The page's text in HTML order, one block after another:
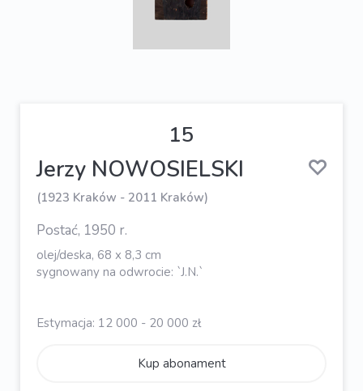
15
Jerzy NOWOSIELSKI
(1923 Kraków - 2011 Kraków)
Postać, 1950 r.
olej/deska, 68 x 8,3 cm
sygnowany na odwrocie: `J.N.`
Estymacja: 12 000 - 20 000 zł
Kup abonament